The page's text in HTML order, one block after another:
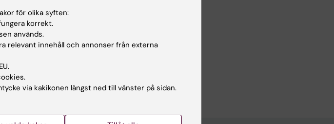
adaptive social information use in
MM; Monk CT; Pykala M;
för olika syften:
korrekt.
används.
relevant innehåll och annonser från externa
via kakikonen längst ned till vänster på sidan.